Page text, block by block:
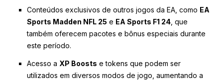
Conteúdos exclusivos de outros jogos da EA, como EA
Sports Madden NFL 25 e EA Sports F1 24 , que
também oferecem pacotes e bônus especiais durante
este período.
Acesso a XP Boosts e tokens que podem ser
utilizados em diversos modos de jogo, aumentando a